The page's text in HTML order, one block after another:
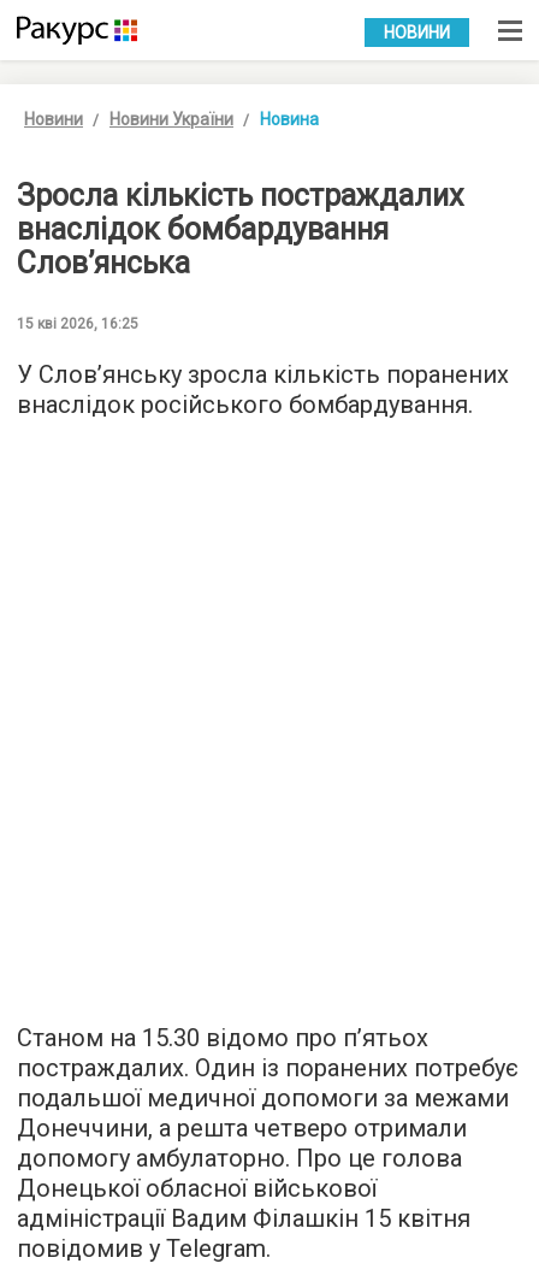
УКР РУС
НОВИНИ
Новини Новини України Новина
Зросла кількість постраждалих
внаслідок бомбардування
Слов’янська
15 кві 2026, 16:25
У Слов’янську зросла кількість поранених
внаслідок російського бомбардування.
Станом на 15.30 відомо про п’ятьох
постраждалих. Один із поранених потребує
подальшої медичної допомоги за межами
Донеччини, а решта четверо отримали
допомогу амбулаторно. Про це голова
Донецької обласної військової
адміністрації Вадим Філашкін 15 квітня
повідомив у Telegram.